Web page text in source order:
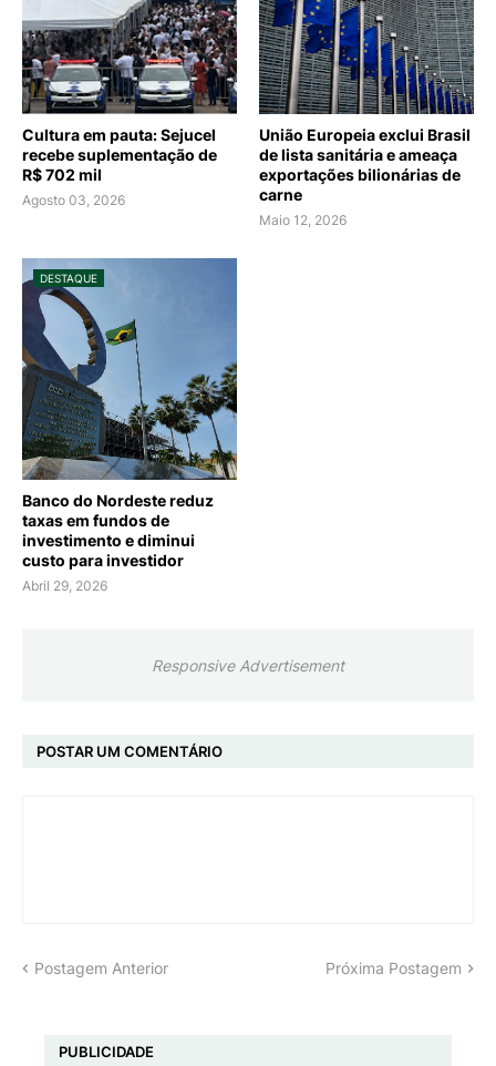
Cultura em pauta: Sejucel
recebe suplementação de
R$ 702 mil
Agosto 03, 2026
União Europeia exclui Brasil
de lista sanitária e ameaça
exportações bilionárias de
carne
Maio 12, 2026
DESTAQUE
Banco do Nordeste reduz
taxas em fundos de
investimento e diminui
custo para investidor
Abril 29, 2026
Responsive Advertisement
POSTAR UM COMENTÁRIO
Postagem Anterior Próxima Postagem
PUBLICIDADE